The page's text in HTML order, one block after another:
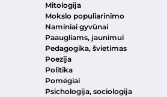
Mitologija
Mokslo populiarinimo
Naminiai gyvūnai
Paaugliams, jaunimui
Pedagogika, švietimas
Poezija
Politika
Pomėgiai
Psichologija, sociologija